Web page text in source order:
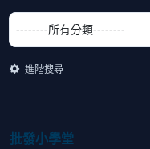
選擇商品分類
搜尋商品關鍵字
進階搜尋
批發小學堂